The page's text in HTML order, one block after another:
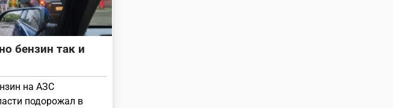
бензин так и
на АЗС
подорожал в